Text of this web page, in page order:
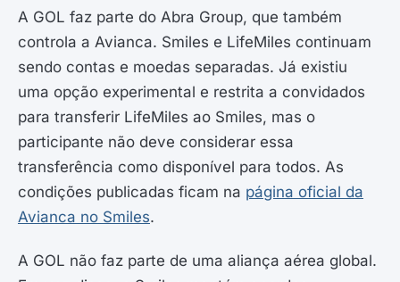
A GOL faz parte do Abra Group, que também
controla a Avianca. Smiles e LifeMiles continuam
sendo contas e moedas separadas. Já existiu
uma opção experimental e restrita a convidados
para transferir LifeMiles ao Smiles, mas o
participante não deve considerar essa
transferência como disponível para todos. As
condições publicadas ficam na página oficial da
Avianca no Smiles.
A GOL não faz parte de uma aliança aérea global.